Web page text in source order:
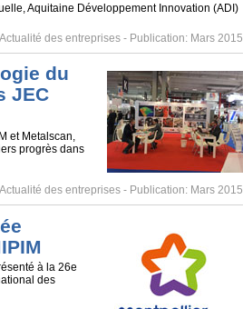
Aquitaine Développement Innovation (ADI)
Actualité des entreprises - Publication: Mars 2015
du
JEC
et Metalscan,
progrès dans
Actualité des entreprises - Publication: Mars 2015
à la 26e
des